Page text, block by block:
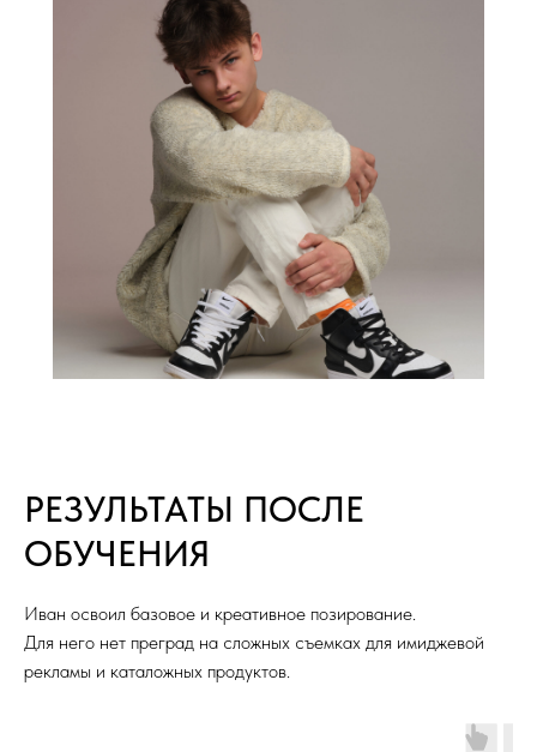
РЕЗУЛЬТАТЫ ПОСЛЕ
ОБУЧЕНИЯ
Иван освоил базовое и креативное позирование.
Для него нет преград на сложных съемках для имиджевой
рекламы и каталожных продуктов.